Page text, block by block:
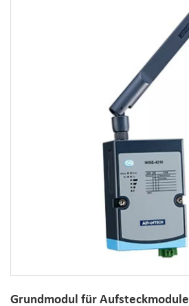
Grundmodul für Aufsteckmodule